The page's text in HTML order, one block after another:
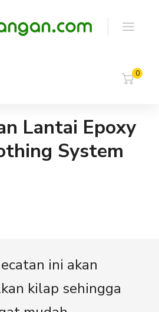
0
Lantai Epoxy
System
ini akan
kilap sehingga